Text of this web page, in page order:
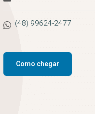
(48) 99624-2477
Como chegar